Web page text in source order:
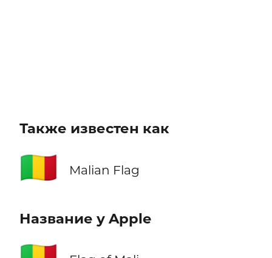
Также известен как
🇲🇱 Malian Flag
Название у Apple